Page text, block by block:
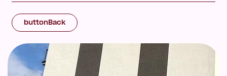
buttonBack